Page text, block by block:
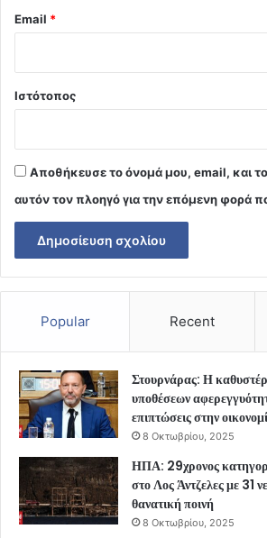
Email *
Ιστότοπος
Αποθήκευσε το όνομά μου, email, και
αυτόν τον πλοηγό για την επόμενη φορά
Popular Recent
Στουρνάρας: Η
υποθέσεων
επιπτώσεις στην
8 Οκτωβρίου, 2025
ΗΠΑ: 29χρονος
στο Λος Άντζελες με 31
θανατική ποινή
8 Οκτωβρίου, 2025